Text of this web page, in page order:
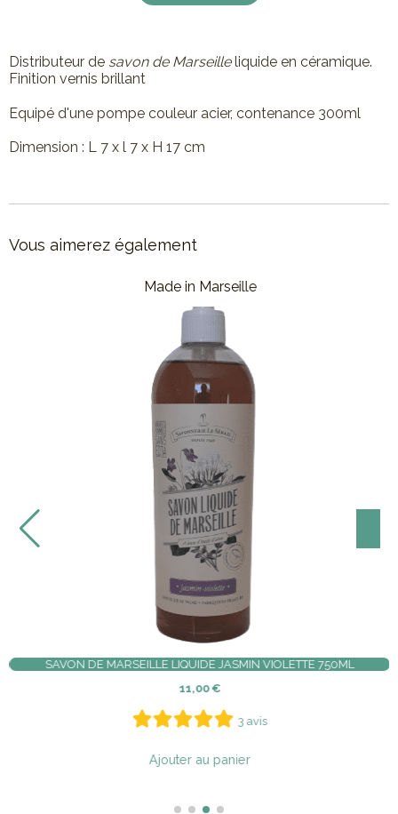
Distributeur de savon de Marseilleliquide en céramique.
Finition vernis brillant
Equipé d'une pompe couleur acier, contenance 300ml
Dimension : L 7 x l 7 x H 17 cm
Vous aimerez également
SAVON DE MARSEILLE LIQUIDE HUILE D'OLIVE 1L SENTEUR OLIVE
13,80€
5 avis
Ajouter au panier
Made in Marseille